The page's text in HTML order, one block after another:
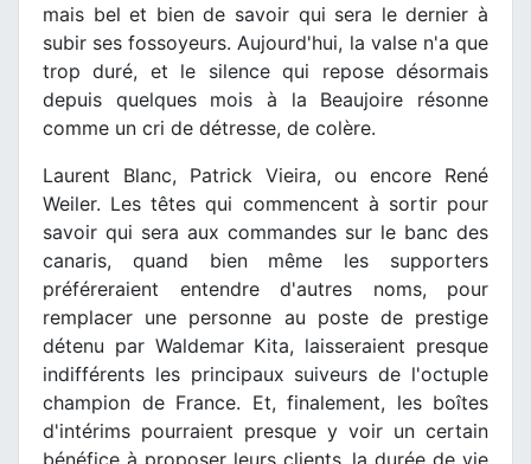
mais bel et bien de savoir qui sera le dernier à
subir ses fossoyeurs. Aujourd'hui, la valse n'a que
trop duré, et le silence qui repose désormais
depuis quelques mois à la Beaujoire résonne
comme un cri de détresse, de colère.
Laurent Blanc, Patrick Vieira, ou encore René
Weiler. Les têtes qui commencent à sortir pour
savoir qui sera aux commandes sur le banc des
canaris, quand bien même les supporters
préféreraient entendre d'autres noms, pour
remplacer une personne au poste de prestige
détenu par Waldemar Kita, laisseraient presque
indifférents les principaux suiveurs de l'octuple
champion de France. Et, finalement, les boîtes
d'intérims pourraient presque y voir un certain
bénéfice à proposer leurs clients, la durée de vie